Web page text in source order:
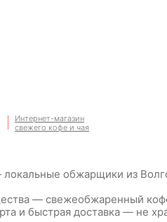
Интернет-магазин
свежего кофе и чая
обжарщики из
— свежеобжаренный
и быстрая доставка — не